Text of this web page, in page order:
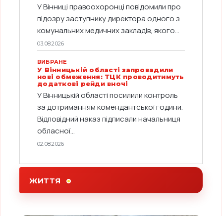
У Вінниці правоохоронці повідомили про
підозру заступнику директора одного з
комунальних медичних закладів, якого...
03.08.2026
ВИБРАНЕ
У Вінницькій області запровадили
нові обмеження: ТЦК проводитимуть
додаткові рейди вночі
У Вінницькій області посилили контроль
за дотриманням комендантської години.
Відповідний наказ підписали начальниця
обласної...
02.08.2026
ЖИТТЯ